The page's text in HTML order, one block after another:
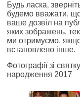
Будь ласка,
будемо вважати,
ваше дозвіл на
яких зображень,
ми отримуємо,
встановлено інше.
Фотографії зі
народження 2017